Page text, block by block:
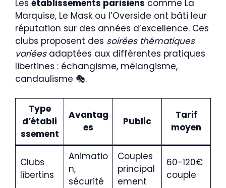
Les établissements parisiens comme La
Marquise, Le Mask ou l’Overside ont bâti leur
réputation sur des années d’excellence. Ces
clubs proposent des soirées thématiques
variéesadaptées aux différentes pratiques
libertines : échangisme, mélangisme,
candaulisme 🎭.
Type
d’établi
ssement
Avantag
es
Public
Tarif
moyen
Clubs
libertins
Animatio
n,
sécurité
Couples
principal
ement
60-120€
couple